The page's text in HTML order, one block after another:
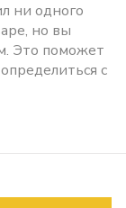
ни одного
но вы
Это поможет
с